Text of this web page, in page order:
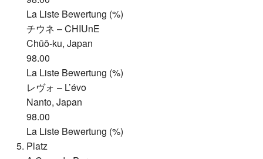
La Liste Bewertung (%)
チウネ – CHIUnE
Chūō-ku, Japan
98.00
La Liste Bewertung (%)
レヴォ – L’évo
Nanto, Japan
98.00
La Liste Bewertung (%)
Platz